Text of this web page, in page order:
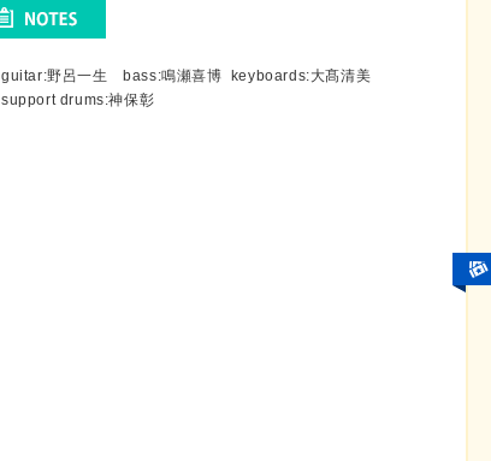
guitar:野呂一生 bass:鳴瀬喜博 keyboards:大髙清美
support drums:神保彰